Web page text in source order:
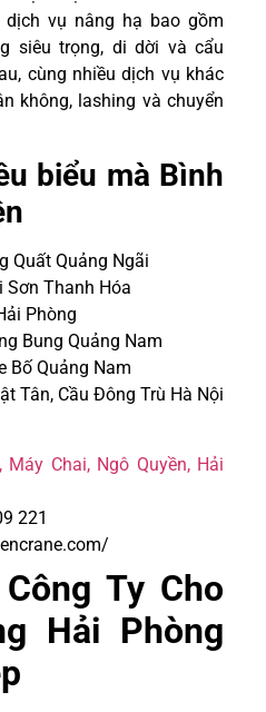
vụ nâng hạ bao gồm
siêu trọng, di dời và cẩu
cùng nhiều dịch vụ khác
không, lashing và chuyển
biểu mà Bình
Quất Quảng Ngãi
Sơn Thanh Hóa
Phòng
Bung Quảng Nam
Bố Quảng Nam
Tân, Cầu Đông Trù Hà Nội
Chai, Ngô Quyền, Hải
221
Ty Cho
Hải Phòng